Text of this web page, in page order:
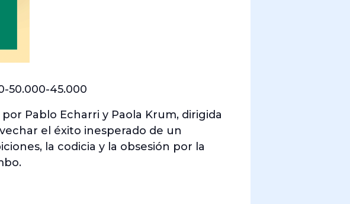
50.000-45.000
Pablo Echarri y Paola Krum, dirigida
el éxito inesperado de un
la codicia y la obsesión por la